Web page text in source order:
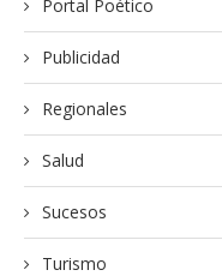
Portal Poético
Publicidad
Regionales
Salud
Sucesos
Turismo